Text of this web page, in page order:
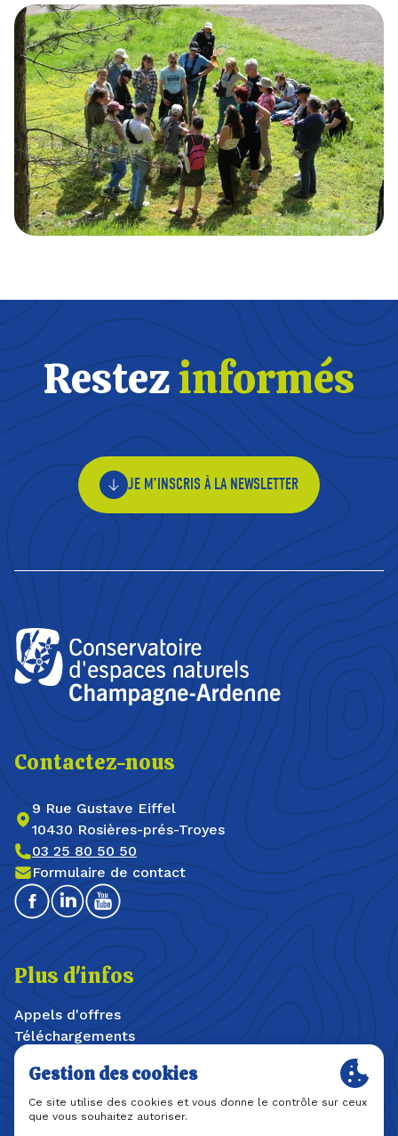
Restezinformés
JE M’INSCRIS À LA NEWSLETTER
Contactez-nous
9 Rue Gustave Eiffel
10430 Rosières-prés-Troyes
03 25 80 50 50
Formulaire de contact
FacebookLinkedinYoutube
Plus d'infos
Appels d'offres
Téléchargements
Offres d'emploi / stages
Plan du site